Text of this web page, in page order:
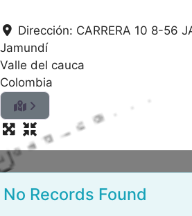
Dirección: CARRERA 10 8-56
Jamundí
Valle del cauca
Colombia
o
d
No Records Found